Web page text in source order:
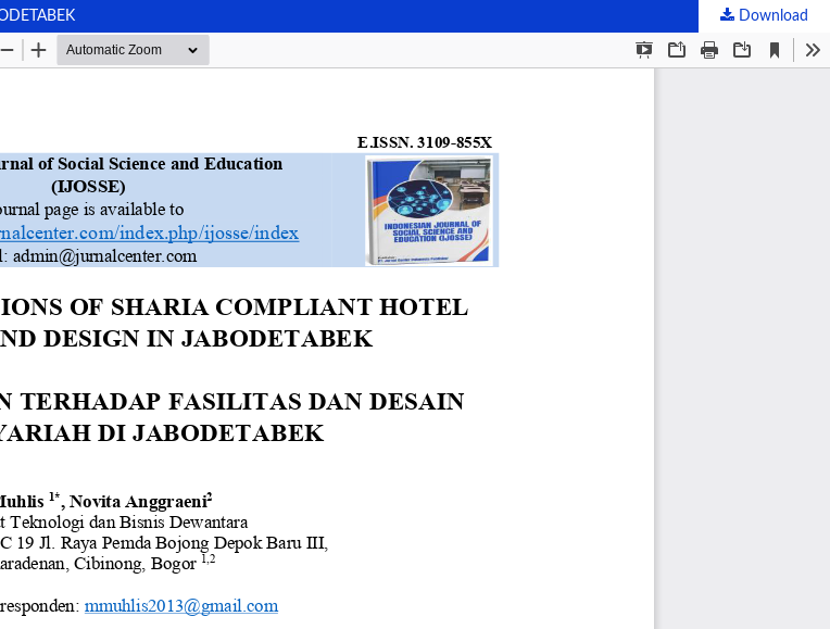
Download